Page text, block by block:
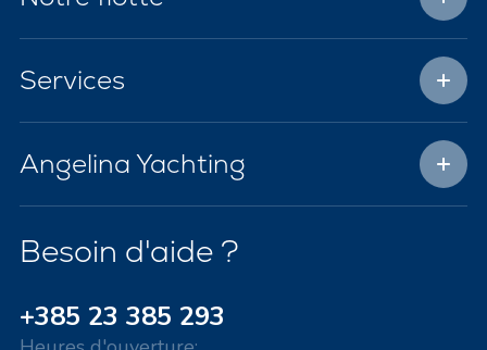
Services
Angelina Yachting
Besoin d'aide ?
+385 23 385 293